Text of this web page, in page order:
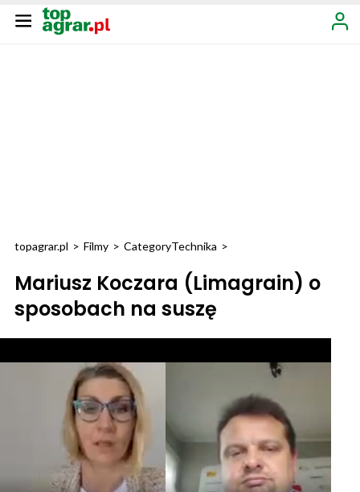
topagrar.pl > Filmy > CategoryTechnika >
Mariusz Koczara (Limagrain) o
sposobach na suszę